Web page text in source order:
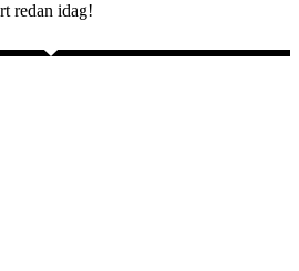
redan idag!